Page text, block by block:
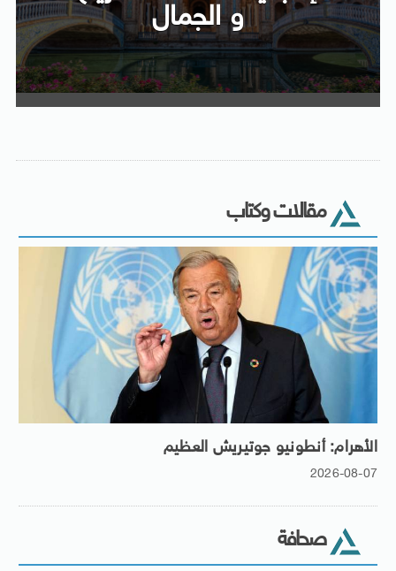
و الجمال
مقالات وكتاب
الأهرام: أنطونيو جوتيريش العظيم
2026-08-07
صحافة